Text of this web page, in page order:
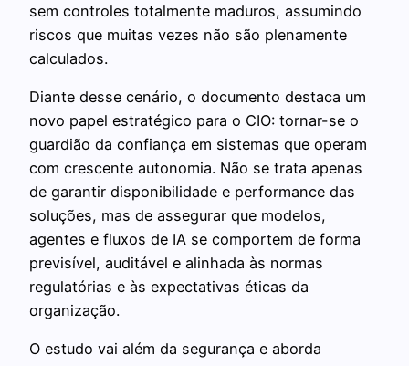
sem controles totalmente maduros, assumindo
riscos que muitas vezes não são plenamente
calculados.
Diante desse cenário, o documento destaca um
novo papel estratégico para o CIO: tornar-se o
guardião da confiança em sistemas que operam
com crescente autonomia. Não se trata apenas
de garantir disponibilidade e performance das
soluções, mas de assegurar que modelos,
agentes e fluxos de IA se comportem de forma
previsível, auditável e alinhada às normas
regulatórias e às expectativas éticas da
organização.
O estudo vai além da segurança e aborda